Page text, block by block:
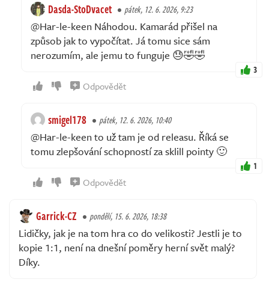
Dasda-StoDvacet pátek, 12. 6. 2026, 9:23
@Har-le-keen Náhodou. Kamarád přišel na
způsob jak to vypočítat. Já tomu sice sám
nerozumím, ale jemu to funguje 😓🤣🤣
3
Odpovědět
smigel178 pátek, 12. 6. 2026, 10:40
@Har-le-keen to už tam je od releasu. Říká se
tomu zlepšování schopností za sklill pointy 🙂
1
Odpovědět
Garrick-CZ pondělí, 15. 6. 2026, 18:38
Lidičky, jak je na tom hra co do velikosti? Jestli je to
kopie 1:1, není na dnešní poměry herní svět malý?
Díky.